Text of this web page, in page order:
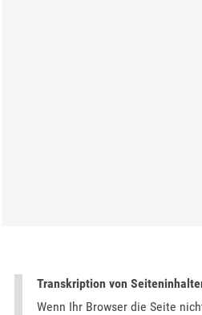
Transkription von
Wenn Ihr Browser die Seite